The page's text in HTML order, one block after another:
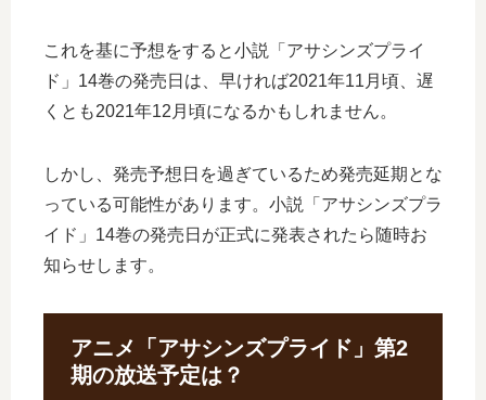
これを基に予想をすると小説「アサシンズプライ
ド」14巻の発売日は、早ければ2021年11月頃、遅
くとも2021年12月頃になるかもしれません。
しかし、発売予想日を過ぎているため発売延期とな
っている可能性があります。小説「アサシンズプラ
イド」14巻の発売日が正式に発表されたら随時お
知らせします。
アニメ「アサシンズプライド」第2
期の放送予定は？